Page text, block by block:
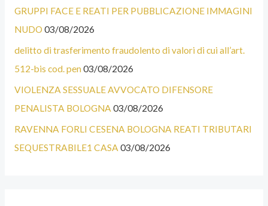
GRUPPI FACE E REATI PER PUBBLICAZIONE IMMAGINI
NUDO 03/08/2026
delitto di trasferimento fraudolento di valori di cui all’art.
512-bis cod. pen 03/08/2026
VIOLENZA SESSUALE AVVOCATO DIFENSORE
PENALISTA BOLOGNA 03/08/2026
RAVENNA FORLI CESENA BOLOGNA REATI TRIBUTARI
SEQUESTRABILE1 CASA 03/08/2026
C
A
T
E
G
O
R
I
E